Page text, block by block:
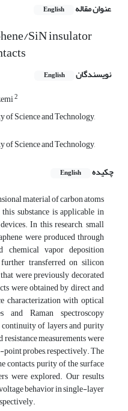
عنوان مقاله English
SiN insulator
نویسندگان English
2
Science and Technology,
Science and Technology,
چکیده
English
material of carbon atoms
substance is applicable in
In this research, small
were produced through
chemical vapor deposition
transferred on silicon
were previously decorated
were obtained by direct and
characterization with optical
and Raman spectroscopy
continuity of layers and purity
measurements were
probes, respectively. The
contacts, purity of the surface
were explored. Our results
behavior in single-layer